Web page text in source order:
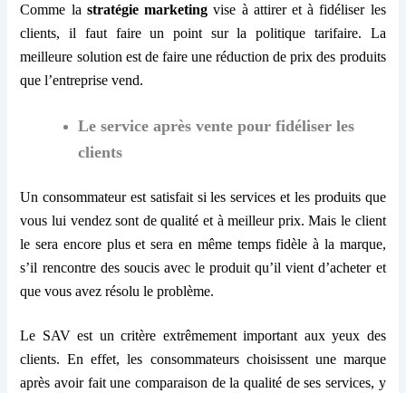
Comme la stratégie marketing vise à attirer et à fidéliser les
clients, il faut faire un point sur la politique tarifaire. La
meilleure solution est de faire une réduction de prix des produits
que l’entreprise vend.
Le service après vente pour fidéliser les
clients
Un consommateur est satisfait si les services et les produits que
vous lui vendez sont de qualité et à meilleur prix. Mais le client
le sera encore plus et sera en même temps fidèle à la marque,
s’il rencontre des soucis avec le produit qu’il vient d’acheter et
que vous avez résolu le problème.
Le SAV est un critère extrêmement important aux yeux des
clients. En effet, les consommateurs choisissent une marque
après avoir fait une comparaison de la qualité de ses services, y